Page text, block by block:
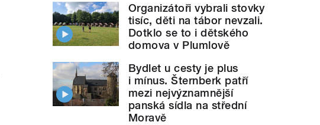
Organizátoři vybrali stovky
tisíc, děti na tábor nevzali.
Dotklo se to i dětského
domova v Plumlově
Bydlet u cesty je plus
i mínus. Šternberk patří
mezi nejvýznamnější
panská sídla na střední
Moravě